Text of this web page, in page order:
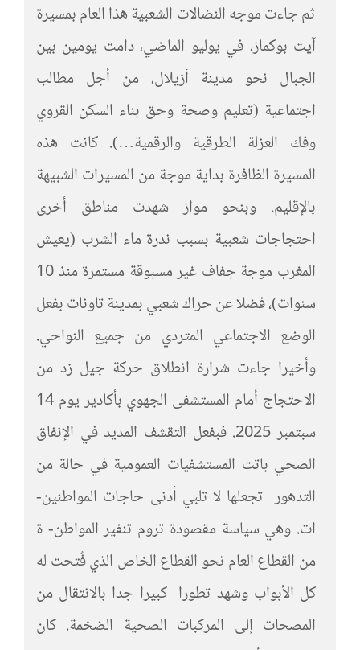
ثم جاءت موجه النضالات الشعبية هذا العام بمسيرة
آيت بوكماز، في يوليو الماضي، دامت يومين بين
الجبال نحو مدينة أزيلال، من أجل مطالب
اجتماعية (تعليم وصحة وحق بناء السكن القروي
وفك العزلة الطرقية والرقمية…). كانت هذه
المسيرة الظافرة بداية موجة من المسيرات الشبيهة
بالإقليم. وبنحو مواز شهدت مناطق أخرى
احتجاجات شعبية بسبب ندرة ماء الشرب (يعيش
المغرب موجة جفاف غير مسبوقة مستمرة منذ 10
سنوات)، فضلا عن حراك شعبي بمدينة تاونات بفعل
الوضع الاجتماعي المتردي من جميع النواحي.
وأخيرا جاءت شرارة انطلاق حركة جيل زد من
الاحتجاج أمام المستشفى الجهوي بأكادير يوم 14
سبتمبر 2025. فبفعل التقشف المديد في الإنفاق
الصحي باتت المستشفيات العمومية في حالة من
التدهور تجعلها لا تلبي أدنى حاجات المواطنين-
ات. وهي سياسة مقصودة تروم تنفير المواطن- ة
من القطاع العام نحو القطاع الخاص الذي فُتحت له
كل الأبواب وشهد تطورا كبيرا جدا بالانتقال من
المصحات إلى المركبات الصحية الضخمة. كان